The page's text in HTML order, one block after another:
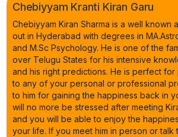
Chebiyyam Kranti Kiran Garu
Chebiyyam Kiran Sharma is a well known
out in Hyderabad with degrees in
and M.Sc Psychology. He is one of the
over Telugu States for his intensive
and his right predictions. He is perfect for
to any of your personal or professional
to him for gaining the happiness back in
will no more be stressed after meeting
and you will be able to enjoy the
your life. If you meet him in person or talk